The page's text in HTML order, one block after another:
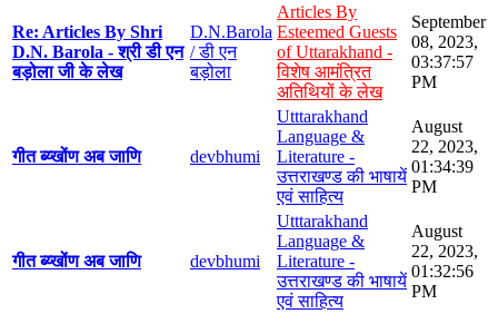
Re: Articles By Shri
D.N. Barola - श्री डी एन
बड़ोला जी के लेख
D.N.Barola
/ डी एन
बड़ोला
Articles By
Esteemed Guests
of Uttarakhand -
विशेष आमंत्रित
अतिथियों के लेख
September
08, 2023,
03:37:57
PM
गीत ब्य्खोंण अब जाणि devbhumi
Utttarakhand
Language &
Literature -
उत्तराखण्ड की भाषायें
एवं साहित्य
August
22, 2023,
01:34:39
PM
गीत ब्य्खोंण अब जाणि devbhumi
Utttarakhand
Language &
Literature -
उत्तराखण्ड की भाषायें
एवं साहित्य
August
22, 2023,
01:32:56
PM